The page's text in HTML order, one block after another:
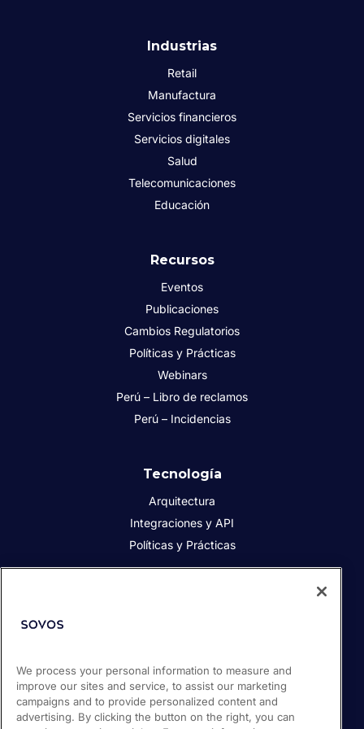
Industrias
Retail
Manufactura
Servicios financieros
Servicios digitales
Salud
Telecomunicaciones
Educación
Recursos
Eventos
Publicaciones
Cambios Regulatorios
Políticas y Prácticas
Webinars
Perú – Libro de reclamos
Perú – Incidencias
Tecnología
Arquitectura
Integraciones y API
Políticas y Prácticas
Responsabilidad social
Soporte / Portal de clientes
Empleos
We process your personal information to measure and
improve our sites and service, to assist our marketing
campaigns and to provide personalized content and
advertising. By clicking the button on the right, you can